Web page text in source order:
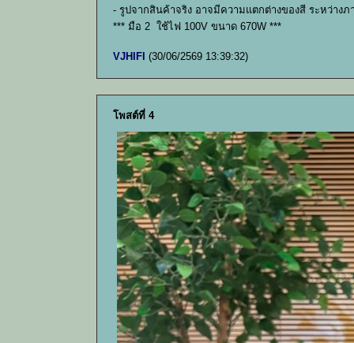
- รูปจากสินค้าจริง อาจมีความแตกต่างของสี ระหว่าง
*** มือ 2 ใช้ไฟ 100V ขนาด 670W ***
VJHIFI (30/06/2569 13:39:32)
โพสต์ที่ 4